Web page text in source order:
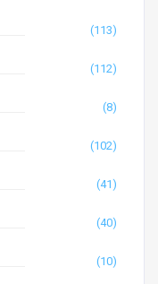
(113)
(112)
(8)
(102)
(41)
(40)
(10)